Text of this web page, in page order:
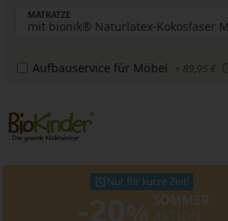
MATRATZE
Aufbauservice für Möbel + 89,95 €
Nur für kurze Zeit!